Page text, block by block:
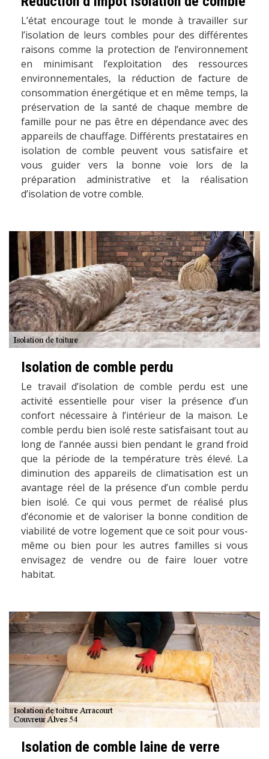
L’état encourage tout le monde à travailler sur
l’isolation de leurs combles pour des différentes
raisons comme la protection de l’environnement
en minimisant l’exploitation des ressources
environnementales, la réduction de facture de
consommation énergétique et en même temps, la
préservation de la santé de chaque membre de
famille pour ne pas être en dépendance avec des
appareils de chauffage. Différents prestataires en
isolation de comble peuvent vous satisfaire et
vous guider vers la bonne voie lors de la
préparation administrative et la réalisation
d’isolation de votre comble.
Isolation de comble perdu
Le travail d’isolation de comble perdu est une
activité essentielle pour viser la présence d’un
confort nécessaire à l’intérieur de la maison. Le
comble perdu bien isolé reste satisfaisant tout au
long de l’année aussi bien pendant le grand froid
que la période de la température très élevé. La
diminution des appareils de climatisation est un
avantage réel de la présence d’un comble perdu
bien isolé. Ce qui vous permet de réalisé plus
d’économie et de valoriser la bonne condition de
viabilité de votre logement que ce soit pour vous-
même ou bien pour les autres familles si vous
envisagez de vendre ou de faire louer votre
habitat.
Isolation de comble laine de verre